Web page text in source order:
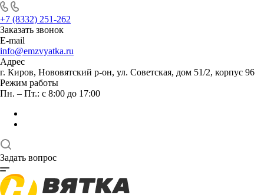
+7 (8332) 251-262
Заказать звонок
E-mail
info@emzvyatka.ru
Адрес
г. Киров, Нововятский р-он, ул. Советская, дом 51/2, корпус 96
Режим работы
Пн. – Пт.: с 8:00 до 17:00
Задать вопрос